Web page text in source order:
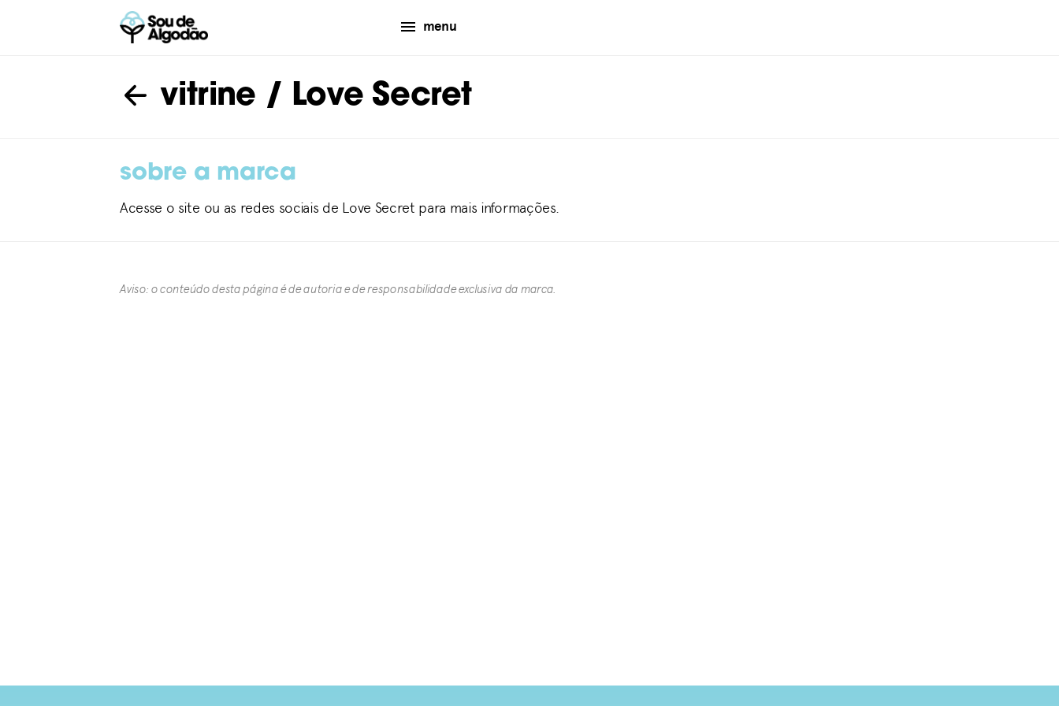
menu
vitrine / Love Secret
sobre a marca
Acesse o site ou as redes sociais de Love Secret para mais informações.
Aviso: o conteúdo desta página é de autoria e de responsabilidade exclusiva da marca.​